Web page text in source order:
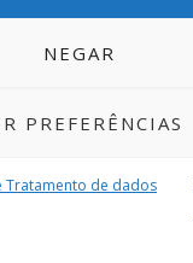
NEGAR
PREFERÊNCIAS
Tratamento de dados